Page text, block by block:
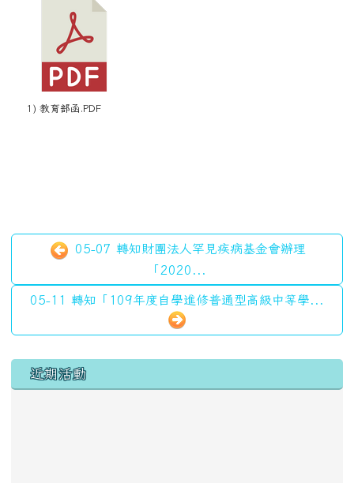
1) 教育部函.PDF
05-07 轉知財團法人罕見疾病基金會辦理
「2020...
05-11 轉知「109年度自學進修普通型高級中等學...
左邊區域內容
近期活動